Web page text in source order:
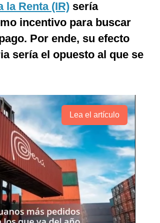
la Renta (IR) sería
incentivo para buscar
Por ende, su efecto
sería el opuesto al que se
Lea el artículo